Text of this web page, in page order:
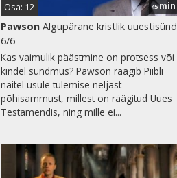
45min
Osa: 12
Pawson Algupärane kristlik uuestisünd
6/6
Kas vaimulik päästmine on protsess või
kindel sündmus? Pawson räägib Piibli
näitel usule tulemise neljast
põhisammust, millest on räägitud Uues
Testamendis, ning mille ei...